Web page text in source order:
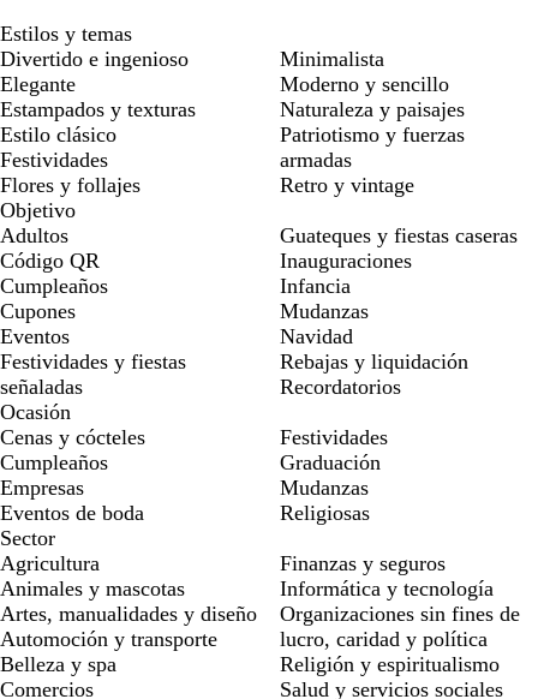
Estilos y temas
Divertido e ingenioso
Elegante
Estampados y texturas
Estilo clásico
Festividades
Flores y follajes
Minimalista
Moderno y sencillo
Naturaleza y paisajes
Patriotismo y fuerzas
armadas
Retro y vintage
Objetivo
Adultos
Código QR
Cumpleaños
Cupones
Eventos
Festividades y fiestas
señaladas
Guateques y fiestas caseras
Inauguraciones
Infancia
Mudanzas
Navidad
Rebajas y liquidación
Recordatorios
Ocasión
Cenas y cócteles
Cumpleaños
Empresas
Eventos de boda
Festividades
Graduación
Mudanzas
Religiosas
Sector
Agricultura
Animales y mascotas
Artes, manualidades y diseño
Automoción y transporte
Belleza y spa
Comercios
Finanzas y seguros
Informática y tecnología
Organizaciones sin fines de
lucro, caridad y política
Religión y espiritualismo
Salud y servicios sociales